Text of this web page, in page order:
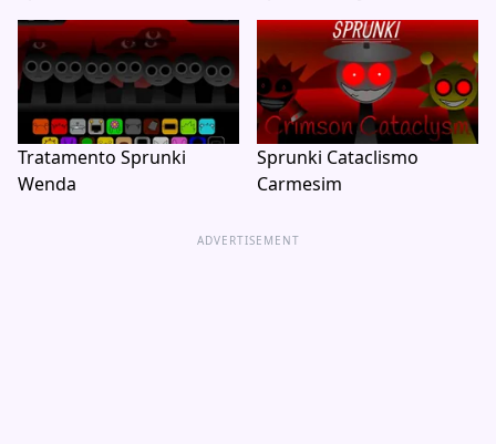
Tratamento Sprunki
Wenda
Sprunki Cataclismo
Carmesim
ADVERTISEMENT